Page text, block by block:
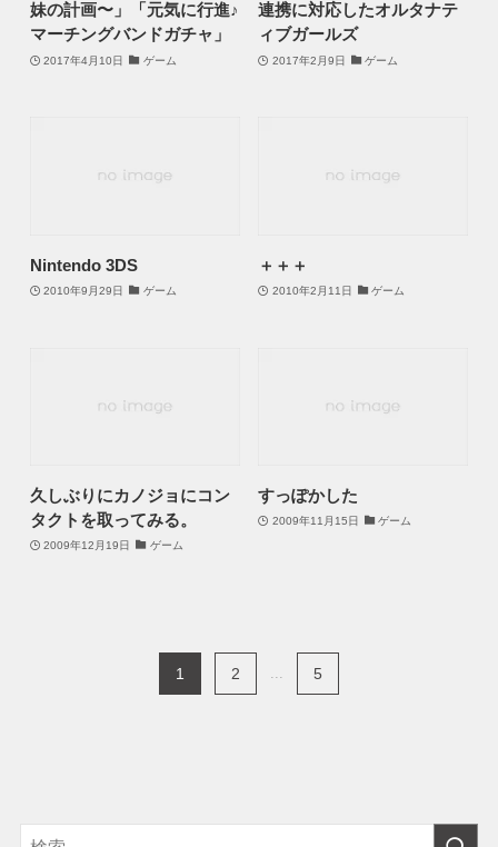
妹の計画〜」「元気に行進♪
マーチングバンドガチャ」
2017年4月10日 ゲーム
連携に対応したオルタナテ
ィブガールズ
2017年2月9日 ゲーム
Nintendo 3DS
2010年9月29日 ゲーム
＋＋＋
2010年2月11日 ゲーム
久しぶりにカノジョにコン
タクトを取ってみる。
2009年12月19日 ゲーム
すっぽかした
2009年11月15日 ゲーム
1 2 5